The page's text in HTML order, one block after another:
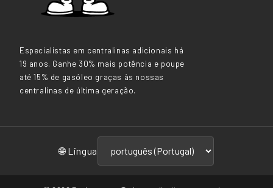
Especialistas em centralinas adicionais há
19 anos. Ganhe 30% mais potência e poupe
até 15% de gasóleo graças às nossas
centralinas de última geração.
🌐 Lingua